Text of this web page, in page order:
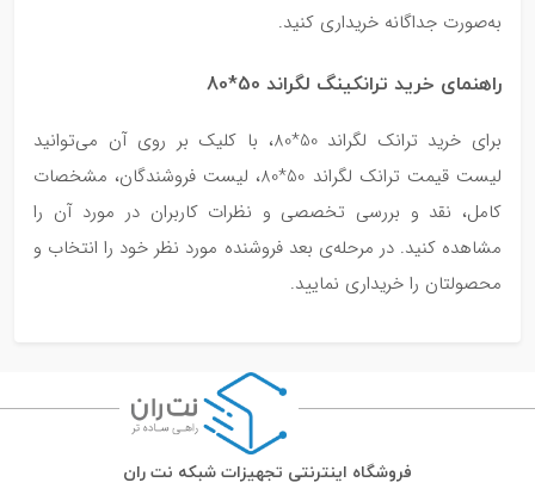
به‌صورت جداگانه خریداری کنید.
راهنمای خرید ترانکینگ لگراند 50*80
برای خرید ترانک لگراند 50*80، با کلیک بر روی آن می‌توانید
لیست قیمت ترانک لگراند 50*80، لیست فروشندگان، مشخصات
کامل، نقد و بررسی تخصصی و نظرات کاربران در مورد آن‌ را
مشاهده کنید. در مرحله‌ی بعد فروشنده مورد نظر خود را انتخاب و
محصولتان را خریداری نمایید.
فروشگاه اینترنتی تجهیزات شبکه نت ران